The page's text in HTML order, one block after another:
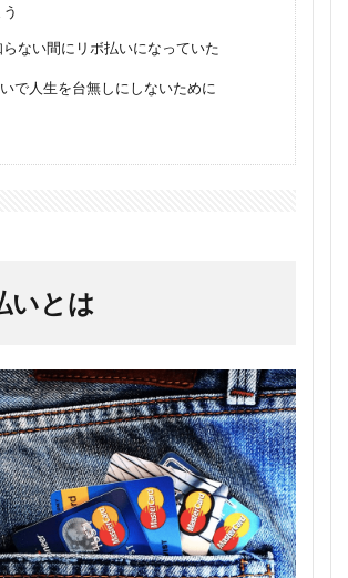
らない間にリボ払いになっていた
で人生を台無しにしないために
いとは